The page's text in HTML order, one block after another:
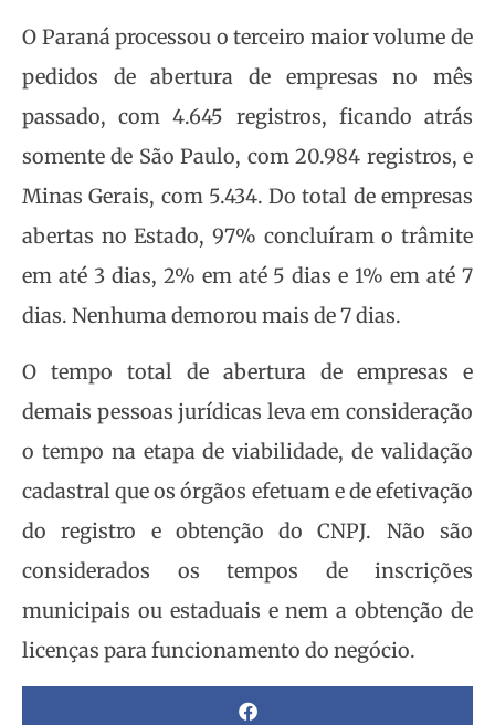
O Paraná processou o terceiro maior volume de
pedidos de abertura de empresas no mês
passado, com 4.645 registros, ficando atrás
somente de São Paulo, com 20.984 registros, e
Minas Gerais, com 5.434. Do total de empresas
abertas no Estado, 97% concluíram o trâmite
em até 3 dias, 2% em até 5 dias e 1% em até 7
dias. Nenhuma demorou mais de 7 dias.
O tempo total de abertura de empresas e
demais pessoas jurídicas leva em consideração
o tempo na etapa de viabilidade, de validação
cadastral que os órgãos efetuam e de efetivação
do registro e obtenção do CNPJ. Não são
considerados os tempos de inscrições
municipais ou estaduais e nem a obtenção de
licenças para funcionamento do negócio.